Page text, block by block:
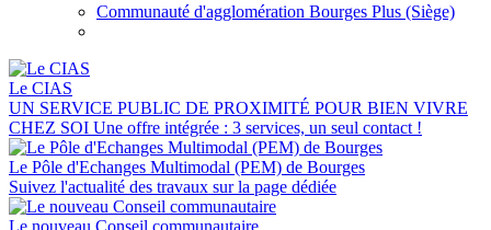
Communauté d'agglomération Bourges Plus (Siège)
Le CIAS
UN SERVICE PUBLIC DE PROXIMITÉ POUR BIEN VIVRE
CHEZ SOI Une offre intégrée : 3 services, un seul contact !
Le Pôle d'Echanges Multimodal (PEM) de Bourges
Suivez l'actualité des travaux sur la page dédiée
Le nouveau Conseil communautaire